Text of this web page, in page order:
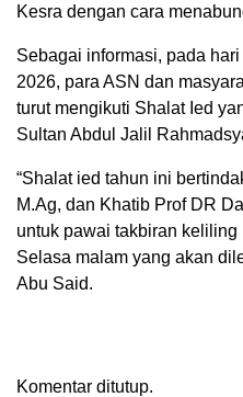
Kesra dengan cara
Sebagai informasi, pada hari
2026, para ASN dan
turut mengikuti Shalat Ied
Sultan Abdul Jalil
“Shalat ied tahun ini
M.Ag, dan Khatib Prof DR
untuk pawai takbiran
Selasa malam yang akan
Abu Said.
Komentar ditutup.